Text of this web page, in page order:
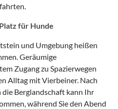
für Hunde
und Umgebung heißen
Geräumige
Zugang zu Spazierwegen
Alltag mit Vierbeiner. Nach
Berglandschaft kann Ihr
während Sie den Abend